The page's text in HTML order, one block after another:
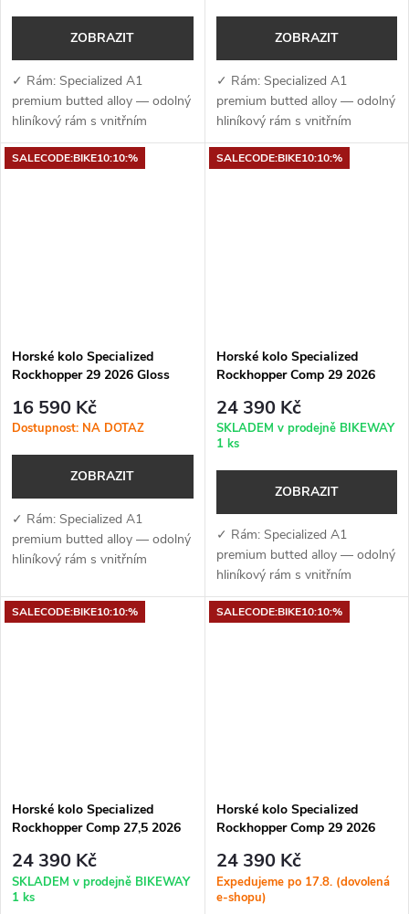
ZOBRAZIT
✓ Rám: Specialized A1
premium butted alloy — odolný
hliníkový rám s vnitřním
vedením kabelů, úchyty na
nosič a kompatibilitou s
ZOBRAZIT
✓ Rám: Specialized A1
premium butted alloy — odolný
hliníkový rám s vnitřním
vedením kabelů, úchyty na
nosič a kompatibilitou s
SALECODE:BIKE10:10:%
Horské kolo Specialized
Rockhopper 29 2026 Gloss
16 590 Kč
Dostupnost: NA DOTAZ
ZOBRAZIT
✓ Rám: Specialized A1
premium butted alloy — odolný
hliníkový rám s vnitřním
nosič a kompatibilitou s
teleskopickou sedlovkou✓
SALECODE:BIKE10:10:%
Horské kolo Specialized
Rockhopper Comp 29 2026
24 390 Kč
SKLADEM v prodejně BIKEWAY
1 ks
ZOBRAZIT
✓ Rám: Specialized A1
premium butted alloy — odolný
hliníkový rám s vnitřním
vedením kabelů, úchyty na
nosič a kompatibilitou s
SALECODE:BIKE10:10:%
Horské kolo Specialized
Rockhopper Comp 27,5 2026
24 390 Kč
SKLADEM v prodejně BIKEWAY
1 ks
SALECODE:BIKE10:10:%
Horské kolo Specialized
Rockhopper Comp 29 2026
24 390 Kč
Expedujeme po 17.8. (dovolená
e-shopu)